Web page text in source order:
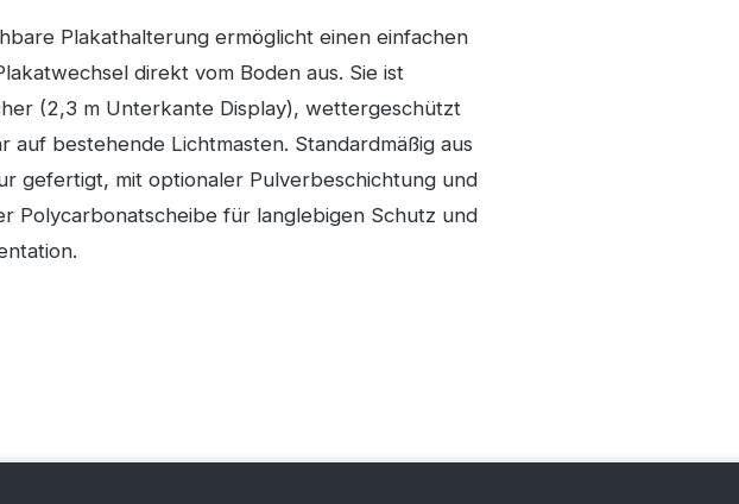
Plakathalterung ermöglicht einen einfachen
direkt vom Boden aus. Sie ist
(2,3 m Unterkante Display), wettergeschützt
auf bestehende Lichtmasten. Standardmäßig aus
gefertigt, mit optionaler Pulverbeschichtung und
Polycarbonatscheibe für langlebigen Schutz und